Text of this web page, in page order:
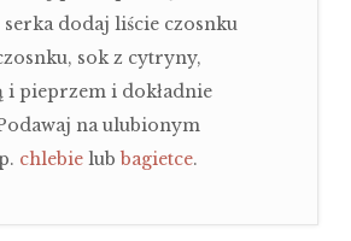
dodaj liście czosnku
sok z cytryny,
i pieprzem i dokładnie
na ulubionym
chlebielub bagietce.